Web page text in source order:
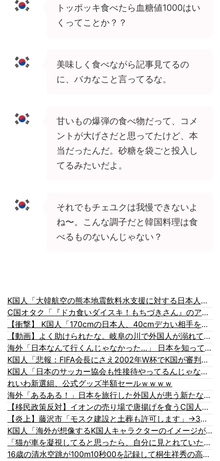
トッポッキ食べたら血糖値1000はい
くってことか？？
美味しく食べながら記事見てるの
に、バカなこと言ってるな。
甘いもの爆弾の食べ物だって、コメ
ントが大げさだと思ってたけど、本
当だったんだ。砂糖を袋ごと投入し
てるみたいだよ。
それでもチェユクは我慢できないよ
ね〜。こんな調子だと韓国料理は食
べるものないんじゃない？
K国人「大韓航空の熊本地震飲料水支援に対する日本人の反応をご覧ください・・・」→「」
C国オタク「『ドカ食いダイスキ！もちづきさん』のアニメ化が日本で議論を巻き起こしているらしいが、日本では大食いはそれほどの罪なのだろうか？」
【衝撃】 K国人「170cmの日本人、40cmデカい相手を踊らせてる」
【動画】よく助けられたな。岐阜の川で外国人が溺れてしまう事故。
海外「日本なんて行くんじゃなかった…」 日本を知ってしまったディズニー信者、帰国後『本家』に失望する事態に
K国人「悲報：FIFA会長にさえ2002年W杯でK国が審判を買収していたと思われていた模様…（ブルブル」＝K国の反応
K国人「日本のサッカー協会も性接待やってるんじゃないですか？」
れいわ新選組、公式グッズ半額セールｗｗｗｗ
海外「あるある！」日本を旅行した外国人が患う新たな症状「日本後PTSD」に海外が大騒ぎ
【移民政策反対】イオンの売り場で唐揚げを食うC国人の子供
【炎上】藤沢市「モスク建設と土葬も許可します」→3万人の反対署名も却下
K国人「海外が想像するK国人キャラクターのイメージがこちら・・・」
「猫が車を凝視してると思ったら、自分に見とれていた…」（動画）
16歳の清水空跳が100m10秒00を記録して桐生祥秀の高校記録を更新、海外陸上競技ファンも大衝撃（海外の反応）